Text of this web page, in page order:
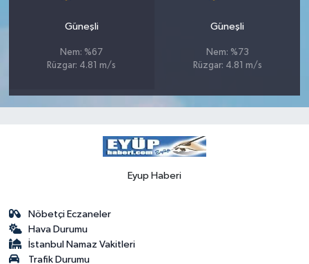
Güneşli
Nem: %67
Rüzgar: 4.81 m/s
Güneşli
Nem: %73
Rüzgar: 4.81 m/s
Eyup Haberi
Nöbetçi Eczaneler
Hava Durumu
İstanbul Namaz Vakitleri
Trafik Durumu